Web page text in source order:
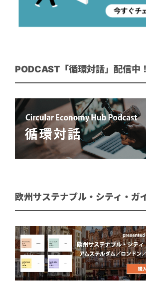
PODCAST「循環対話」配信中！
欧州サステナブル・シティ・ガ